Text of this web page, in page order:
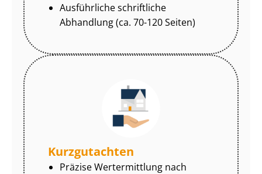
Ausführliche schriftliche
Abhandlung (ca. 70-120 Seiten)
Kurzgutachten
Präzise Wertermittlung nach